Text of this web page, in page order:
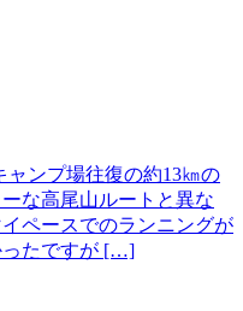
ャンプ場往復の約13㎞の
な高尾山ルートと異な
ペースでのランニングが
ったですが […]